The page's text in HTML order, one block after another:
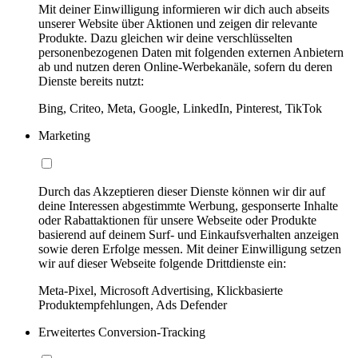
Mit deiner Einwilligung informieren wir dich auch abseits
unserer Website über Aktionen und zeigen dir relevante
Produkte. Dazu gleichen wir deine verschlüsselten
personenbezogenen Daten mit folgenden externen Anbietern
ab und nutzen deren Online-Werbekanäle, sofern du deren
Dienste bereits nutzt:
Bing, Criteo, Meta, Google, LinkedIn, Pinterest, TikTok
Marketing
Durch das Akzeptieren dieser Dienste können wir dir auf
deine Interessen abgestimmte Werbung, gesponserte Inhalte
oder Rabattaktionen für unsere Webseite oder Produkte
basierend auf deinem Surf- und Einkaufsverhalten anzeigen
sowie deren Erfolge messen. Mit deiner Einwilligung setzen
wir auf dieser Webseite folgende Drittdienste ein:
Meta-Pixel, Microsoft Advertising, Klickbasierte
Produktempfehlungen, Ads Defender
Erweitertes Conversion-Tracking